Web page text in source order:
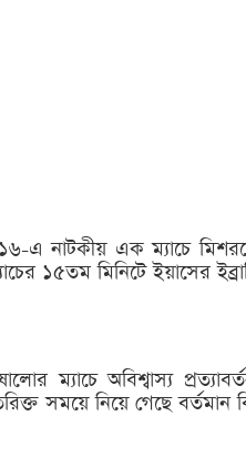
এ নাটকীয় এক ম্যাচে
১৫তম মিনিটে ইয়াসের
ম্যাচে অবিশ্বাস্য
সময়ে নিয়ে গেছে বর্তমান